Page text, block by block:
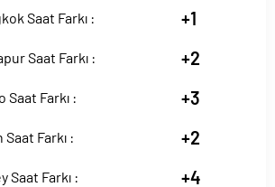
Saat Farkı : +1
Saat Farkı : +2
Saat Farkı : +3
Farkı : +2
Saat Farkı : +4